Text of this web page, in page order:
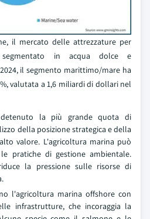
il mercato delle attrezzature per
in acqua dolce e
il segmento marittimo/mare ha
valutata a 1,6 miliardi di dollari nel
detenuto la più grande quota di
della posizione strategica e della
valore. L'agricoltura marina può
pratiche di gestione ambientale.
la pressione sulle risorse di
l'agricoltura marina offshore con
infrastrutture, che incoraggia la